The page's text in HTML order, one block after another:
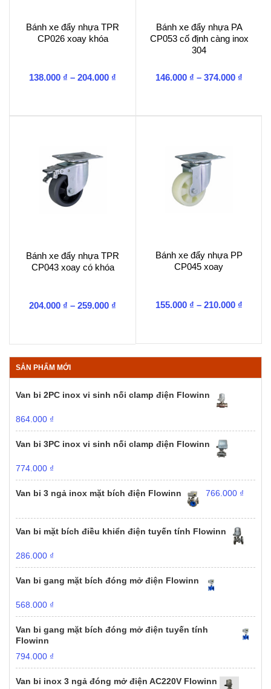
Bánh xe đẩy nhựa TPR
CP026 xoay khóa
138.000 ₫ – 204.000 ₫
Bánh xe đẩy nhựa PA
CP053 cố định càng inox
304
146.000 ₫ – 374.000 ₫
Bánh xe đẩy nhựa TPR
CP043 xoay có khóa
204.000 ₫ – 259.000 ₫
Bánh xe đẩy nhựa PP
CP045 xoay
155.000 ₫ – 210.000 ₫
SẢN PHẨM MỚI
Van bi 2PC inox vi sinh nối clamp điện Flowinn
864.000 ₫
Van bi 3PC inox vi sinh nối clamp điện Flowinn
774.000 ₫
Van bi 3 ngả inox mặt bích điện Flowinn 766.000 ₫
Van bi mặt bích điều khiển điện tuyến tính Flowinn
286.000 ₫
Van bi gang mặt bích đóng mở điện Flowinn
568.000 ₫
Van bi gang mặt bích đóng mở điện tuyến tính
Flowinn
794.000 ₫
Van bi inox 3 ngả đóng mở điện AC220V Flowinn